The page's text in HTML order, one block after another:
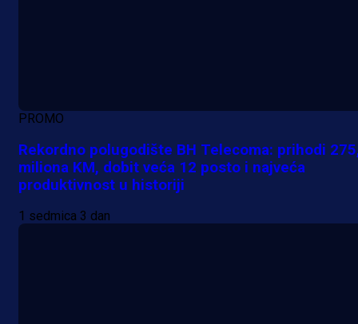
PROMO
Rekordno polugodište BH Telecoma: prihodi
miliona KM, dobit veća 12 posto i najveća
produktivnost u historiji
1 sedmica 3 dan